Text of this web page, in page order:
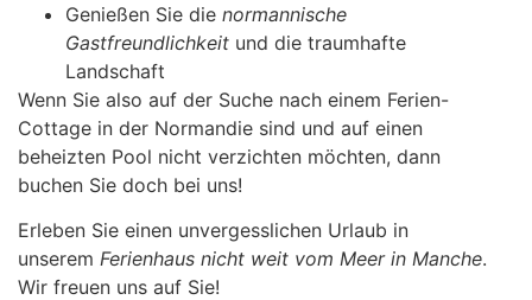
Genießen Sie die normannische
Gastfreundlichkeit und die traumhafte
Landschaft
Wenn Sie also auf der Suche nach einem Ferien-
Cottage in der Normandie sind und auf einen
beheizten Pool nicht verzichten möchten, dann
buchen Sie doch bei uns!
Erleben Sie einen unvergesslichen Urlaub in
unserem Ferienhaus nicht weit vom Meer in Manche.
Wir freuen uns auf Sie!